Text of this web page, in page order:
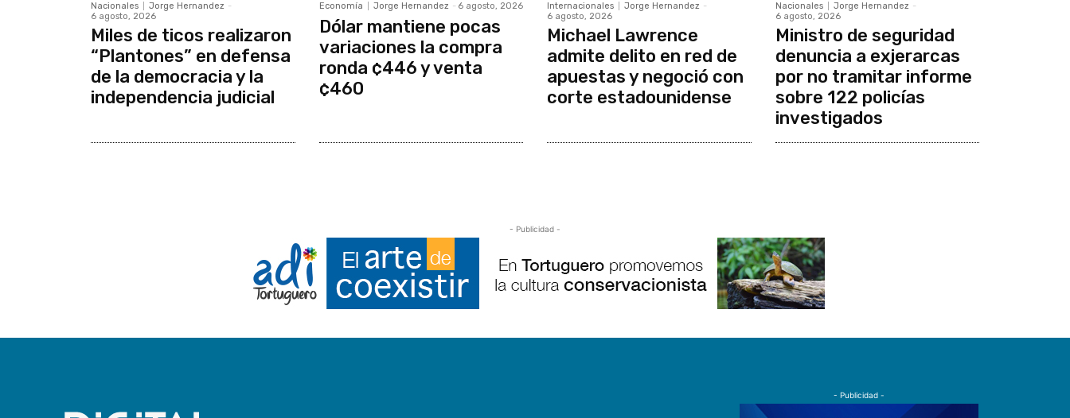
Nacionales Jorge Hernandez -
6 agosto, 2026
Miles de ticos realizaron
“Plantones” en defensa
de la democracia y la
independencia judicial
Economía Jorge Hernandez - 6 agosto, 2026
Dólar mantiene pocas
variaciones la compra
ronda ¢446 y venta
¢460
Internacionales Jorge Hernandez -
6 agosto, 2026
Michael Lawrence
admite delito en red de
apuestas y negoció con
corte estadounidense
Nacionales Jorge Hernandez -
6 agosto, 2026
Ministro de seguridad
denuncia a exjerarcas
por no tramitar informe
sobre 122 policías
investigados
- Publicidad -
- Publicidad -